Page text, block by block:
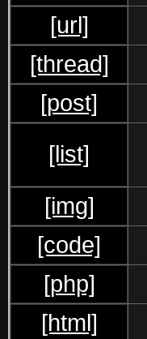
[url]
[thread]
[post]
[list]
[img]
[code]
[php]
[html]